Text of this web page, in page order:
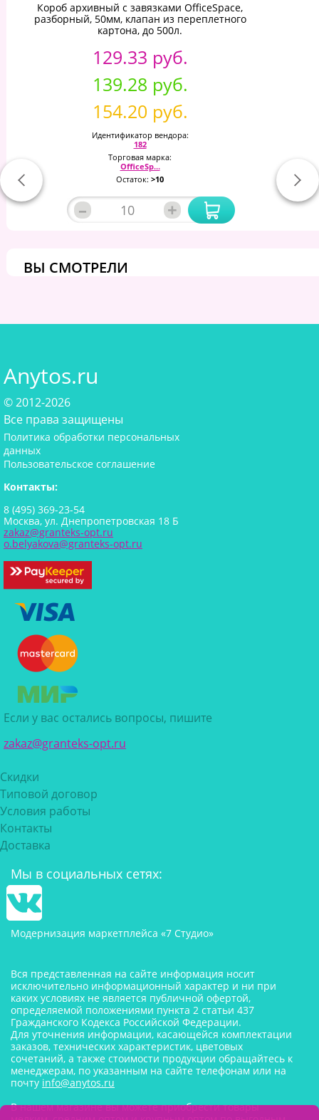
Короб архивный с завязками OfficeSpace,
разборный, 50мм, клапан из переплетного
картона, до 500л.
129.33 руб.
139.28 руб.
154.20 руб.
Идентификатор вендора:
182
Торговая марка:
OfficeSp...
Остаток: >10
– +
ВЫ СМОТРЕЛИ
Anytos.ru
© 2012-2026
Все права защищены
Политика обработки персональных
данных
Пользовательское соглашение
Контакты:
8 (495) 369-23-54
Москва, ул. Днепропетровская 18 Б
zakaz@granteks-opt.ru
o.belyakova@granteks-opt.ru
Если у вас остались вопросы, пишите
zakaz@granteks-opt.ru
Скидки
Типовой договор
Условия работы
Контакты
Доставка
Мы в социальных сетях:
Модернизация маркетплейса «7 Студио»
Вся представленная на сайте информация носит
исключительно информационный характер и ни при
каких условиях не является публичной офертой,
определяемой положениями пункта 2 статьи 437
Гражданского Кодекса Российской Федерации.
Для уточнения информации, касающейся комплектации
заказов, технических характеристик, цветовых
сочетаний, а также стоимости продукции обращайтесь к
менеджерам, по указанным на сайте телефонам или на
почту info@anytos.ru
В нашем магазине вы можете приобрести товары